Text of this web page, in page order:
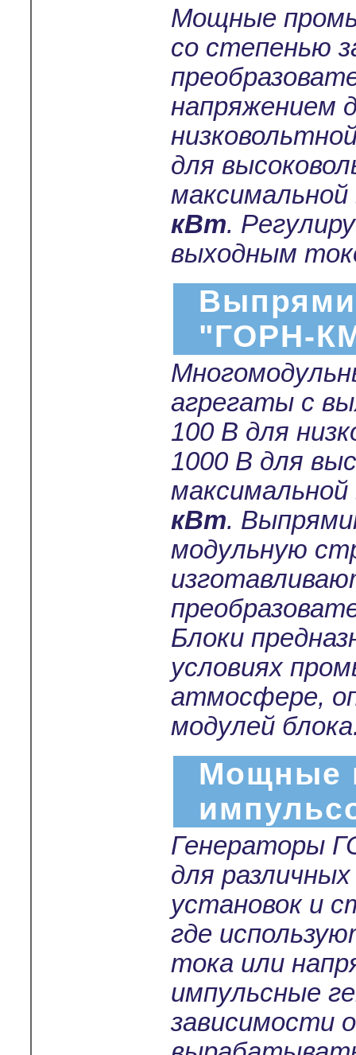
Мощные
со степенью
напряжением
для
кВт.
выходным
"ГОРН-
агрегаты с
100 В для
1000 В для
кВт.
модульную
Блоки
условиях
атмосфере,
модулей
Мощные
Генераторы
для
установок и
где
тока или
импульсные
зависимости